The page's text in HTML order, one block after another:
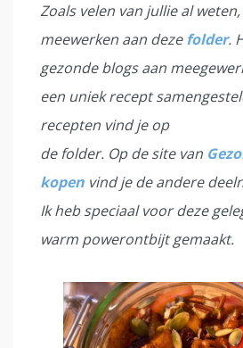
Zoals velen van jullie al
meewerken aan dezefolder.
gezonde blogs aan
een uniek recept
recepten vind je op
de folder. Op de site van
kopen vind je de andere
Ik heb speciaal voor deze
warm powerontbijt gemaakt.